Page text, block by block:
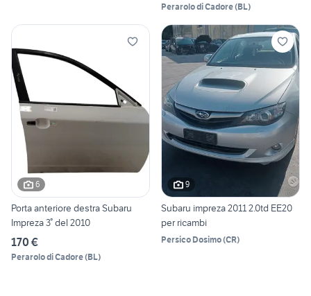
Perarolo di Cadore(BL)
6
Porta anteriore destra Subaru
Impreza 3° del 2010
170 €
Perarolo di Cadore(BL)
9
Subaru impreza 2011 2.0td EE20
per ricambi
Persico Dosimo(CR)